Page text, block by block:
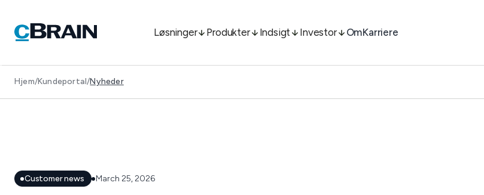
Løsninger Produkter Indsigt Investor OmKarriere
Hjem/Kundeportal/Nyheder
Customer news March 25, 2026